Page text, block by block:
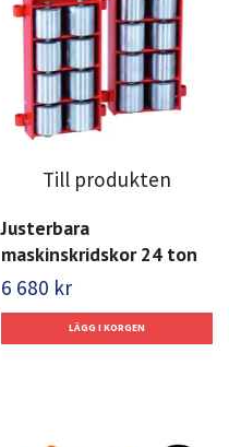
Till produkten
Justerbara
maskinskridskor 24 ton
6 680 kr